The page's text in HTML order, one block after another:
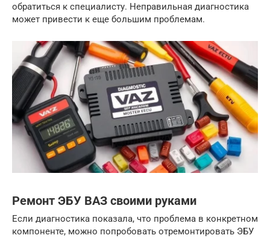
обратиться к специалисту. Неправильная диагностика
может привести к еще большим проблемам.
Ремонт ЭБУ ВАЗ своими руками
Если диагностика показала, что проблема в конкретном
компоненте, можно попробовать отремонтировать ЭБУ